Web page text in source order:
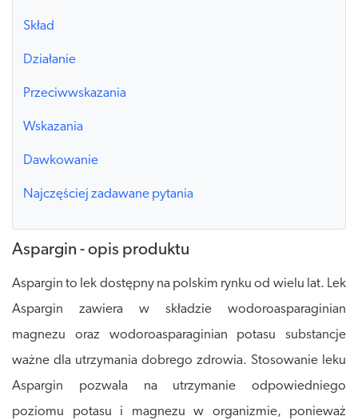
Skład
Działanie
Przeciwwskazania
Wskazania
Dawkowanie
Najczęściej zadawane pytania
Aspargin - opis produktu
Aspargin to lek dostępny na polskim rynku od wielu lat. Lek
Aspargin zawiera w składzie wodoroasparaginian
magnezu oraz wodoroasparaginian potasu substancje
ważne dla utrzymania dobrego zdrowia. Stosowanie leku
Aspargin pozwala na utrzymanie odpowiedniego
poziomu potasu i magnezu w organizmie, ponieważ